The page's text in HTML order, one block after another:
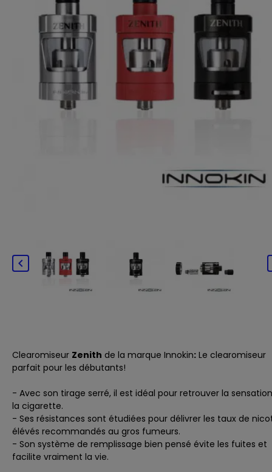

Clearomiseur Zenith de la marque Innokin: Le clearomiseur
parfait pour les débutants!
- Avec son tirage serré, il est idéal pour retrouver la
la cigarette.
- Ses résistances sont étudiées pour délivrer les taux de
élévés recommandés au gros fumeurs.
- Son système de remplissage bien pensé évite les fuites et
facilite vraiment la vie.